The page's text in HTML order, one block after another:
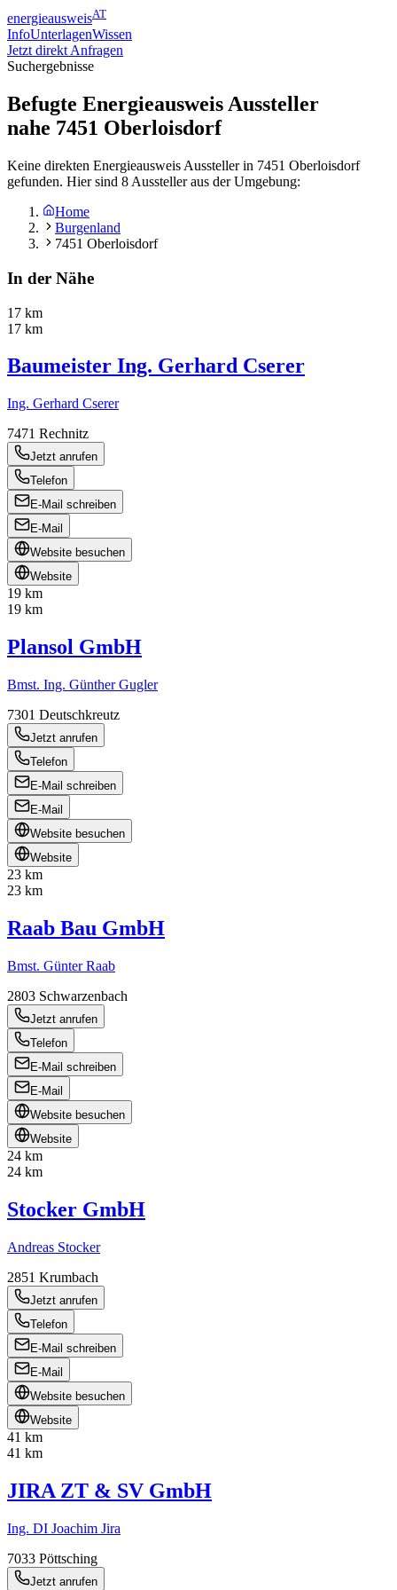
energieausweisAT
InfoUnterlagenWissen
Jetzt direkt Anfragen
Suchergebnisse
Befugte Energieausweis Aussteller
nahe 7451 Oberloisdorf
Keine direkten Energieausweis Aussteller in 7451 Oberloisdorf
gefunden. Hier sind 8 Aussteller aus der Umgebung:
Home
Burgenland
7451 Oberloisdorf
In der Nähe
17 km
17 km
Baumeister Ing. Gerhard Cserer
Ing. Gerhard Cserer
7471 Rechnitz
Jetzt anrufen
Telefon
E-Mail schreiben
E-Mail
Website besuchen
Website
19 km
19 km
Plansol GmbH
Bmst. Ing. Günther Gugler
7301 Deutschkreutz
Jetzt anrufen
Telefon
E-Mail schreiben
E-Mail
Website besuchen
Website
23 km
23 km
Raab Bau GmbH
Bmst. Günter Raab
2803 Schwarzenbach
Jetzt anrufen
Telefon
E-Mail schreiben
E-Mail
Website besuchen
Website
24 km
24 km
Stocker GmbH
Andreas Stocker
2851 Krumbach
Jetzt anrufen
Telefon
E-Mail schreiben
E-Mail
Website besuchen
Website
41 km
41 km
JIRA ZT & SV GmbH
Ing. DI Joachim Jira
7033 Pöttsching
Jetzt anrufen